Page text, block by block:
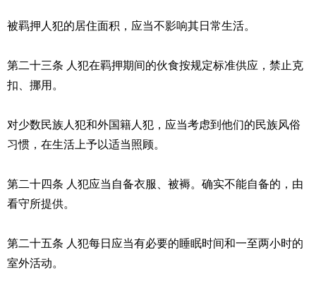
被羁押人犯的居住面积，应当不影响其日常生活。
第二十三条 人犯在羁押期间的伙食按规定标准供应，禁止克
扣、 挪用 。
对少数民族人犯和外国籍人犯，应当考虑到他们的民族风俗
习惯，在生活上予以适当照顾。
第二十四条 人犯应当自备衣服、被褥。确实不能自备的，由
看守所提供。
第二十五条 人犯每日应当有必要的睡眠时间和一至两小时的
室外活动。